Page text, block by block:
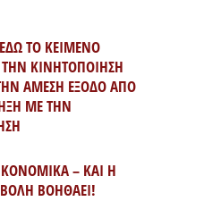
ΤΟ ΚΕΙΜΕΝΟ
ΤΗΝ ΚΙΝΗΤΟΠΟΙΗΣΗ
ΑΜΕΣΗ ΕΞΟΔΟ ΑΠΟ
ΜΕ ΤΗΝ
– ΚΑΙ Η
ΒΟΗΘΑΕΙ!